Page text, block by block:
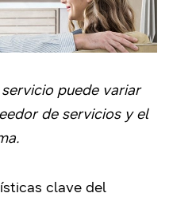
puede variar
de servicios y el
clave del